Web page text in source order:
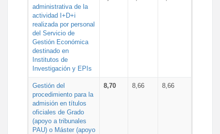
administrativa de la
actividad I+D+i
realizada por personal
del Servicio de
Gestión Económica
destinado en
Institutos de
Investigación y EPIs
Gestión del
procedimiento para la
admisión en títulos
oficiales de Grado
(apoyo a tribunales
PAU) o Máster (apoyo
8,70 8,66 8,66